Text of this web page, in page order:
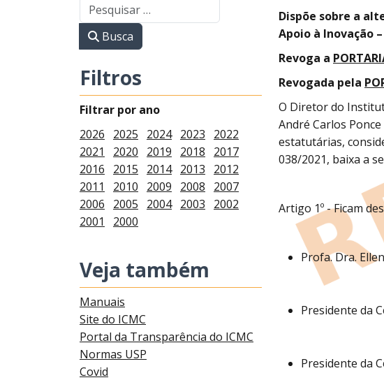
Busca
Filtros
Filtrar por ano
2026
2025 2024 2023
2022
2021
2020 2019 2018
2017
2016
2015 2014 2013
2012
2011
2010 2009 2008
2007
2006
2005 2004 2003
2002
2001
2000
Veja também
Manuais
Site do ICMC
Portal da Transparência do ICMC
Normas USP
Covid
Dispõe sobre a
Apoio à Inovação
Revoga a
Revogada pela
O Diretor do
André Carlos
estatutárias,
038/2021, baixa a
Artigo 1º - Ficam
Profa. Dra.
Presidente da
Presidente da